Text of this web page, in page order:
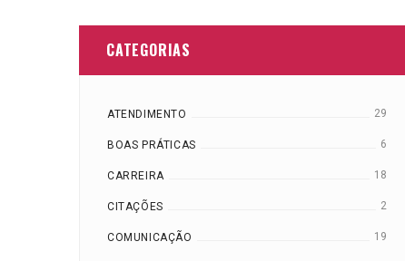
CATEGORIAS
ATENDIMENTO 29
BOAS PRÁTICAS 6
CARREIRA 18
CITAÇÕES 2
COMUNICAÇÃO 19